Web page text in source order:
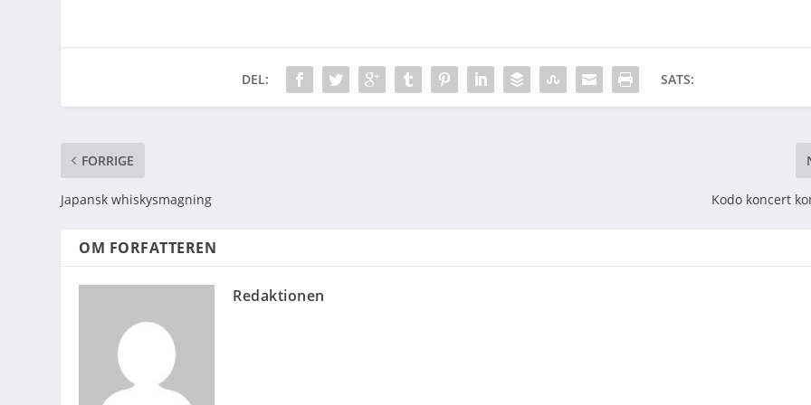
DEL: SATS:
FORRIGE
Japansk whiskysmagning Kodo koncert
OM FORFATTEREN
Redaktionen